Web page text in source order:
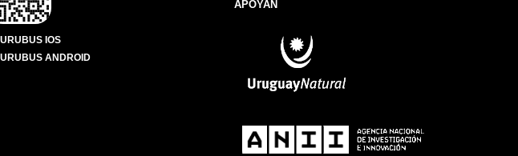
IOS
ANDROID
APOYAN